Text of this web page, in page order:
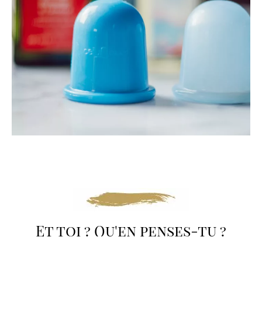
Et toi ? Qu'en penses-tu ?